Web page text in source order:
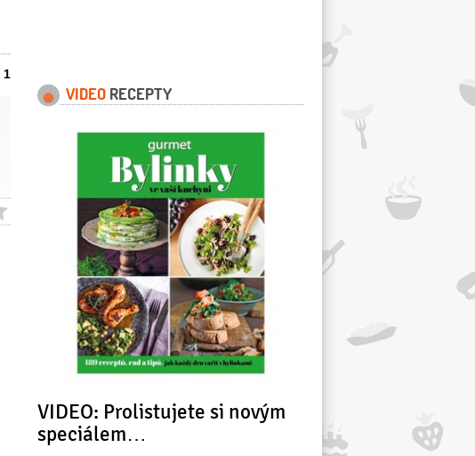
1
VIDEO RECEPTY
VIDEO: Prolistujete si novým
speciálem…